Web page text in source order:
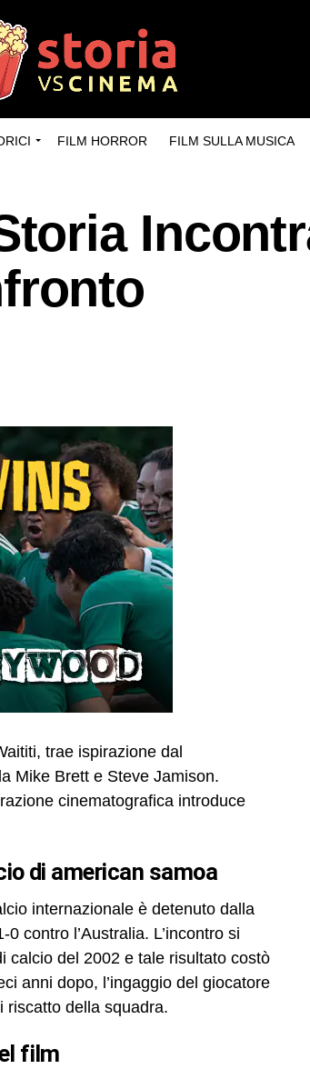
FILM HORROR FILM SULLA MUSICA
trae ispirazione dal
Mike Brett e Steve Jamison.
cinematografica introduce
di american samoa
internazionale è detenuto dalla
contro l’Australia. L’incontro si
calcio del 2002 e tale risultato costò
anni dopo, l’ingaggio del giocatore
riscatto della squadra.
film